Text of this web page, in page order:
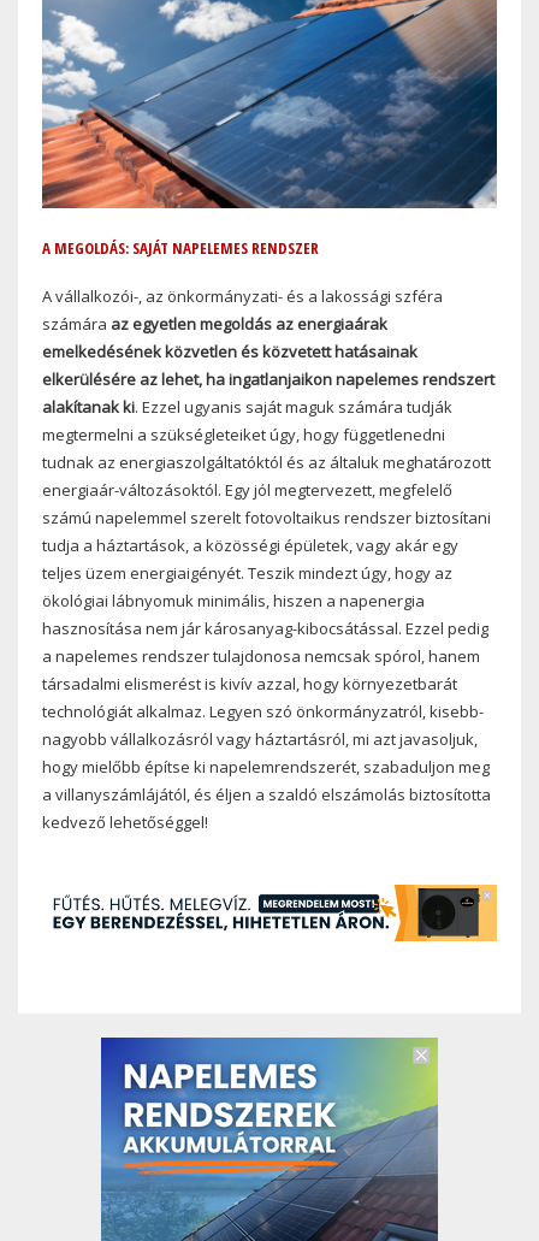
A MEGOLDÁS: SAJÁT NAPELEMES RENDSZER
A vállalkozói-, az önkormányzati- és a lakossági szféra
számára az egyetlen megoldás az energiaárak
emelkedésének közvetlen és közvetett hatásainak
elkerülésére az lehet, ha ingatlanjaikon napelemes rendszert
alakítanak ki. Ezzel ugyanis saját maguk számára tudják
megtermelni a szükségleteiket úgy, hogy függetlenedni
tudnak az energiaszolgáltatóktól és az általuk meghatározott
energiaár-változásoktól. Egy jól megtervezett, megfelelő
számú napelemmel szerelt fotovoltaikus rendszer biztosítani
tudja a háztartások, a közösségi épületek, vagy akár egy
teljes üzem energiaigényét. Teszik mindezt úgy, hogy az
ökológiai lábnyomuk minimális, hiszen a napenergia
hasznosítása nem jár károsanyag-kibocsátással. Ezzel pedig
a napelemes rendszer tulajdonosa nemcsak spórol, hanem
társadalmi elismerést is kivív azzal, hogy környezetbarát
technológiát alkalmaz. Legyen szó önkormányzatról, kisebb-
nagyobb vállalkozásról vagy háztartásról, mi azt javasoljuk,
hogy mielőbb építse ki napelemrendszerét, szabaduljon meg
a villanyszámlájától, és éljen a szaldó elszámolás biztosította
kedvező lehetőséggel!